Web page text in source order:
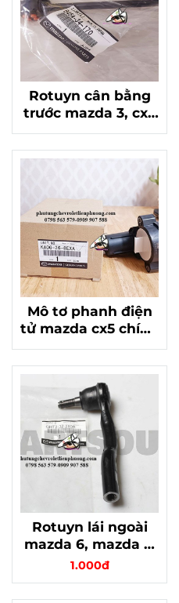
Rotuyn cân bằng
trước mazda 3, cx5
chính hãng B45A-
34-170
Mô tơ phanh điện
tử mazda cx5 chính
hãng chất lượng
KA0G268EXA
Rotuyn lái ngoài
mazda 6, mazda 3,
mazda cx5, mazda
GHT232280A
1.000đ